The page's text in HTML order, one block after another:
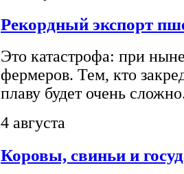
Рекордный экспорт
Это катастрофа: при
фермеров. Тем, кто
плаву будет очень
4 августа
Коровы, свиньи и